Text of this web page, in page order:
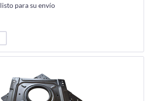
para su envío